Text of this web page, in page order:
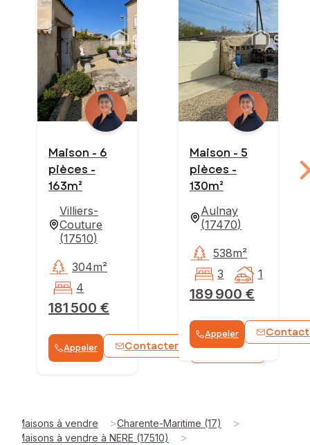
Maison - 6
pièces -
163m²
Villiers-
Couture
(17510)
181 500 €
304m²
4
Appeler Contacter WhatsApp
Maison - 5
pièces -
130m²
Aulnay
(17470)
189 900 €
538m²
3
1
Appeler
Maisons à vendre >Charente-Maritime (17) >
Maisons à vendre à NERE (17510) >